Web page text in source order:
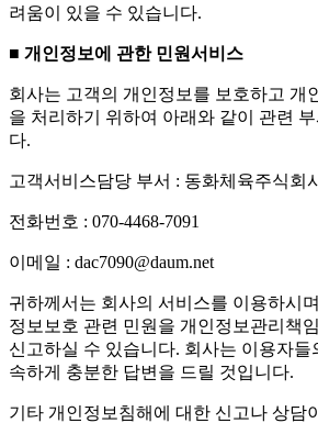
려움이 있을 수 있습니다.
■ 개인정보에 관한 민원서비스
회사는 고객의 개인정보를 보호하고 개
을 처리하기 위하여 아래와 같이 관련
다.
고객서비스담당 부서 : 동화체육주식회
전화번호 : 070-4468-7091
이메일 : dac7090@daum.net
귀하께서는 회사의 서비스를 이용하시
정보보호 관련 민원을 개인정보관리책
신고하실 수 있습니다. 회사는 이용자들
속하게 충분한 답변을 드릴 것입니다.
기타 개인정보침해에 대한 신고나 상담